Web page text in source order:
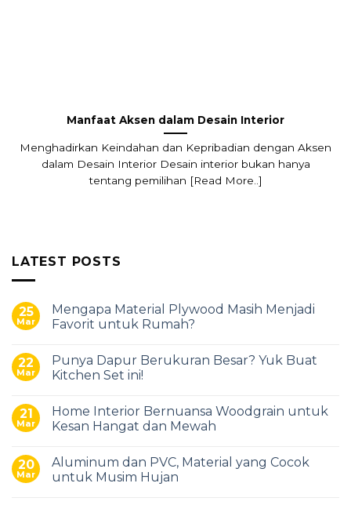
Manfaat Aksen dalam Desain Interior
Menghadirkan Keindahan dan Kepribadian dengan Aksen
dalam Desain Interior Desain interior bukan hanya
tentang pemilihan [Read More..]
LATEST POSTS
25
Mar
Mengapa Material Plywood Masih Menjadi
Favorit untuk Rumah?
22
Mar
Punya Dapur Berukuran Besar? Yuk Buat
Kitchen Set ini!
21
Mar
Home Interior Bernuansa Woodgrain untuk
Kesan Hangat dan Mewah
20
Mar
Aluminum dan PVC, Material yang Cocok
untuk Musim Hujan